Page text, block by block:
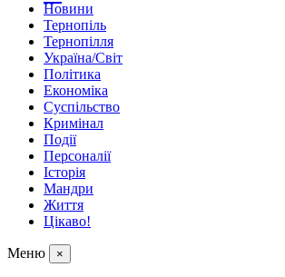
Новини
Тернопіль
Тернопілля
Україна/Світ
Політика
Економіка
Суспільство
Кримінал
Події
Персоналії
Історія
Мандри
Життя
Цікаво!
Меню ×